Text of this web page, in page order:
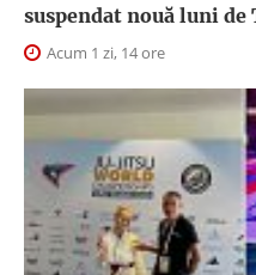
suspendat nouă luni de
Acum 1 zi, 14 ore